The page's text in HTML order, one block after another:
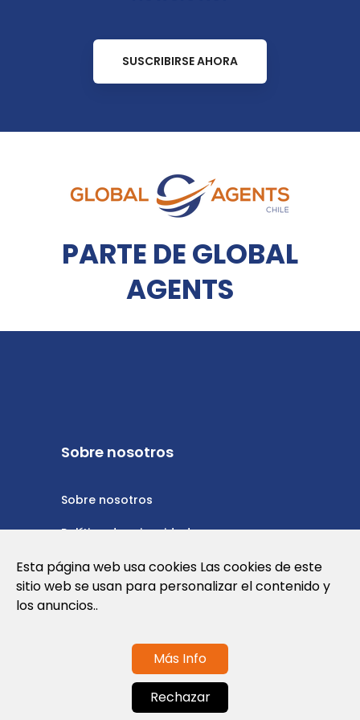
SUSCRIBIRSE AHORA
PARTE DE GLOBAL
AGENTS
Sobre nosotros
Sobre nosotros
Política de privacidad
Política de cookies
Nota Legal y Condiciones de Uso de la
Contáctanos
Esta página web usa cookies Las cookies de este
sitio web se usan para personalizar el contenido y
los anuncios..
Más Info
Rechazar